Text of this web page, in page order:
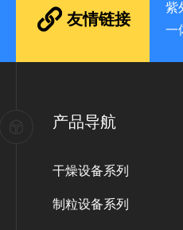
友情链接
紫
一
产品导航
干燥设备系列
制粒设备系列